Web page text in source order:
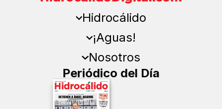
Hidrocálido
¡Aguas!
Nosotros
Periódico del Día